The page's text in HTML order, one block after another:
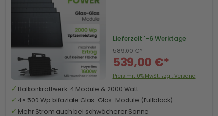
Lieferzeit 1-6 Werktage
539,00 €*
589,00 €*
Preis mit 0% MwSt. zzgl. Versand
Balkonkraftwerk: 4 Module & 2000 Watt
4× 500 Wp bifaziale Glas-Glas-Module (Fullblack)
Mehr Strom auch bei schwächerer Sonne